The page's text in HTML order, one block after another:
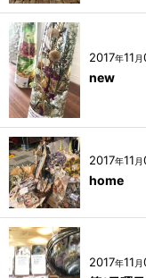
2017年11 月
new
2017年11 月
home
2017年11 月